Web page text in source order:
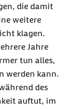
die damit
weitere
klagen.
Jahre
tun alles,
werden kann.
des
auftut, im